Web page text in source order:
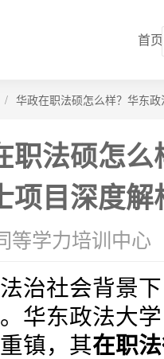
首页
/ 华政在职法硕怎么样？华东
职法硕怎
项目深度解
等学力培训中心
治社会背景
华东政法大
镇，其在职